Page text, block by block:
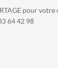
pour
64 42 98